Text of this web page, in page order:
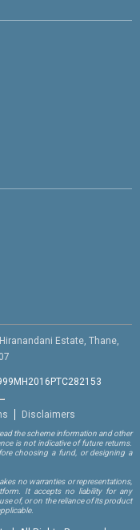
Estate, Thane,
Disclaimers
the scheme information and other
is not indicative of future returns.
choosing a fund, or designing a
no warranties or representations,
It accepts no liability for any
of, or on the reliance of its product